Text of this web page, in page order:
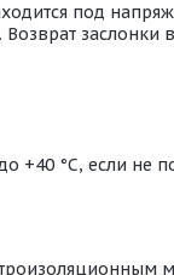
под
заслонки
+40 °С, если